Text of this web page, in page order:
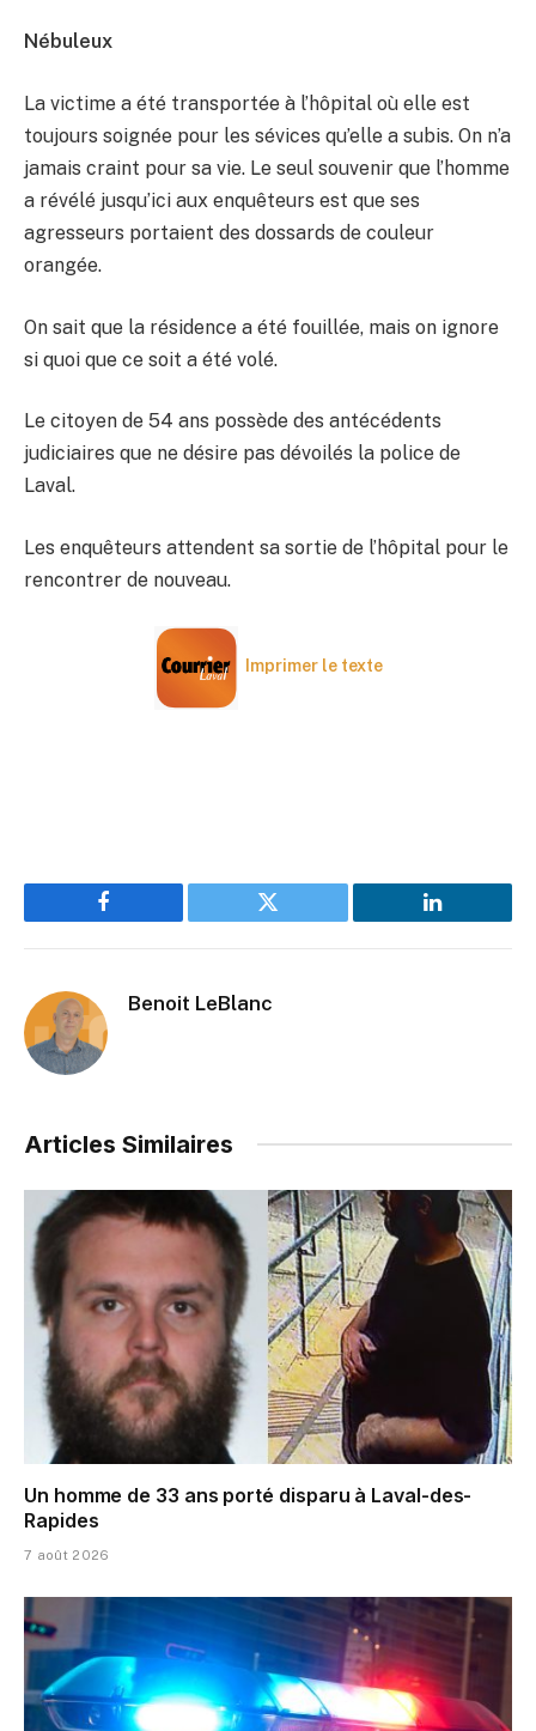
Nébuleux
La victime a été transportée à l’hôpital où elle est
toujours soignée pour les sévices qu’elle a subis. On n’a
jamais craint pour sa vie. Le seul souvenir que l’homme
a révélé jusqu’ici aux enquêteurs est que ses
agresseurs portaient des dossards de couleur
orangée.
On sait que la résidence a été fouillée, mais on ignore
si quoi que ce soit a été volé.
Le citoyen de 54 ans possède des antécédents
judiciaires que ne désire pas dévoilés la police de
Laval.
Les enquêteurs attendent sa sortie de l’hôpital pour le
rencontrer de nouveau.
Imprimer le texte
Facebook Twitter LinkedIn
Benoit LeBlanc
Articles Similaires
Un homme de 33 ans porté disparu à Laval-des-
Rapides
7 août 2026